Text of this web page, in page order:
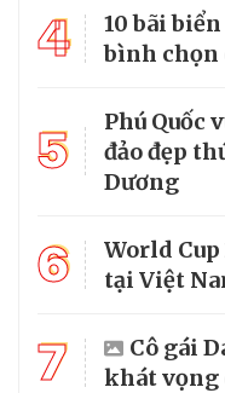
4
10 bãi
bình chọn
5
Phú Quốc
đảo đẹp
Dương
6
World
tại Việt
7
Cô gái
khát vọng